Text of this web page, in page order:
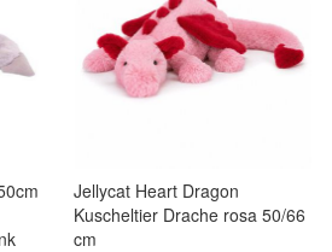
Jellycat Heart Dragon
Kuscheltier Drache rosa 50/66
cm